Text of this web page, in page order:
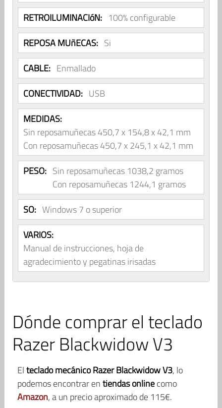
RETROILUMINACIóN: 100% configurable
REPOSA MUñECAS: Si
CABLE: Enmallado
CONECTIVIDAD: USB
MEDIDAS:
Sin reposamuñecas 450,7 x 154,8 x 42,1 mm
Con reposamuñecas 450,7 x 245,1 x 42,1 mm
PESO: Sin reposamuñecas 1038,2 gramos
Con reposamuñecas 1244,1 gramos
SO: Windows 7 o superior
VARIOS:
Manual de instrucciones, hoja de
agradecimiento y pegatinas irisadas
Dónde comprar el teclado
Razer Blackwidow V3
Elteclado mecánico Razer Blackwidow V3, lo
podemos encontrar entiendas onlinecomo
Amazon, a un precio aproximado de 115€.